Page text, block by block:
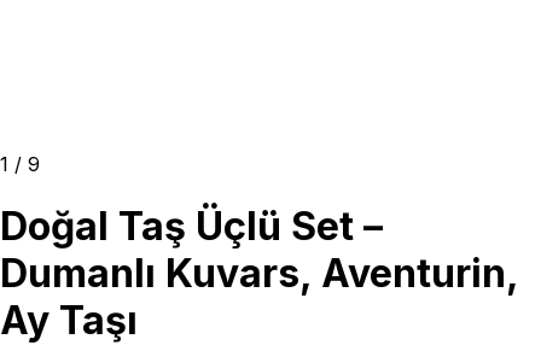
1 / 9
Doğal Taş Üçlü Set –
Dumanlı Kuvars, Aventurin,
Ay Taşı